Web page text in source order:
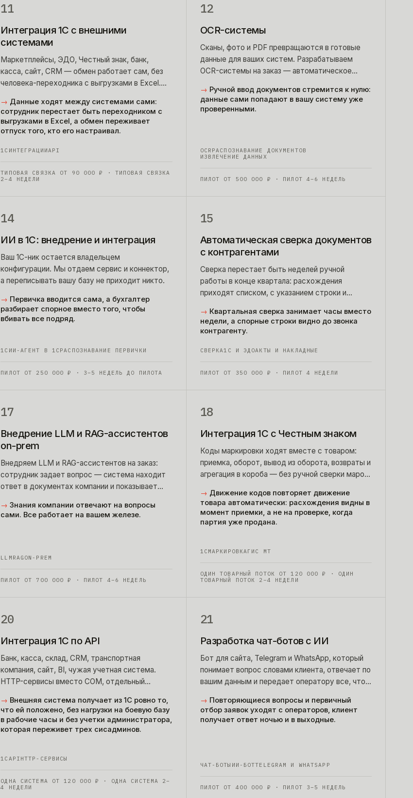
11
Интеграция 1С с внешними
системами
Маркетплейсы, ЭДО, Честный знак, банк,
касса, сайт, CRM — обмен работает сам, без
человека-переходника с выгрузками в Excel.
обновляемость остается.
→ Данные ходят между системами сами:
сотрудник перестает быть переходником с
выгрузками в Excel, а обмен переживает
отпуск того, кто его настраивал.
1С ИНТЕГРАЦИИAPI
ТИПОВАЯ СВЯЗКА ОТ 90 000 ₽
· ТИПОВАЯ СВЯЗКА
2–4 НЕДЕЛИ
12
OCR-системы
Сканы, фото и PDF превращаются в готовые
данные для ваших систем. Разрабатываем
OCR-системы на заказ — автоматическое
→ Ручной ввод документов стремится к нулю:
данные сами попадают в вашу систему уже
проверенными.
OCR РАСПОЗНАВАНИЕ ДОКУМЕНТОВ
ИЗВЛЕЧЕНИЕ ДАННЫХ
ПИЛОТ ОТ 500 000 ₽ · ПИЛОТ 4–6 НЕДЕЛЬ
14
ИИ в 1С: внедрение и интеграция
Ваш 1С-ник остается владельцем
конфигурации. Мы отдаем сервис и коннектор,
а переписывать вашу базу не приходит никто.
→ Первичка вводится сама, а бухгалтер
разбирает спорное вместо того, чтобы
вбивать все подряд.
1С ИИ-АГЕНТ В 1С РАСПОЗНАВАНИЕ ПЕРВИЧКИ
ПИЛОТ ОТ 250 000 ₽ · 3–5 НЕДЕЛЬ ДО ПИЛОТА
15
Автоматическая сверка документов
с контрагентами
Сверка перестает быть неделей ручной
работы в конце квартала: расхождения
приходят списком, с указанием строки и
→ Квартальная сверка занимает часы вместо
недели, а спорные строки видно до звонка
контрагенту.
СВЕРКА1С И ЭДОАКТЫ И НАКЛАДНЫЕ
ПИЛОТ ОТ 350 000 ₽ · ПИЛОТ 4 НЕДЕЛИ
17
Внедрение LLM и RAG-ассистентов
on-prem
Внедряем LLM и RAG-ассистентов на заказ:
сотрудник задает вопрос — система находит
ответ в документах компании и показывает
→Знания компании отвечают на вопросы
сами. Все работает на вашем железе.
LLM RAG ON-PREM
ПИЛОТ ОТ 700 000 ₽ · ПИЛОТ 4–6 НЕДЕЛЬ
18
Интеграция 1С с Честным знаком
Коды маркировки ходят вместе с товаром:
приемка, оборот, вывод из оборота, возвраты и
агрегация в короба — без ручной сверки марок
→ Движение кодов повторяет движение
товара автоматически: расхождения видны в
момент приемки, а не на проверке, когда
партия уже продана.
1С МАРКИРОВКАГИС МТ
ОДИН ТОВАРНЫЙ ПОТОК ОТ 120 000 ₽
· ОДИН
ТОВАРНЫЙ ПОТОК 2–4 НЕДЕЛИ
20
Интеграция 1С по API
Банк, касса, склад, CRM, транспортная
компания, сайт, BI, чужая учетная система.
HTTP-сервисы вместо COM, отдельный
правами, журнал всех обращений.
→ Внешняя система получает из 1С ровно то,
что ей положено, без нагрузки на боевую базу
в рабочие часы и без учетки администратора,
которая переживет трех сисадминов.
1С API HTTP-СЕРВИСЫ
ОДНА СИСТЕМА ОТ 120 000 ₽
· ОДНА СИСТЕМА 2–
4 НЕДЕЛИ
21
Разработка чат-ботов с ИИ
Бот для сайта, Telegram и WhatsApp, который
понимает вопрос словами клиента, отвечает по
вашим данным и передает оператору все, что
→ Повторяющиеся вопросы и первичный
отбор заявок уходят с операторов, клиент
получает ответ ночью и в выходные.
ЧАТ-БОТЫ ИИ-БОТTELEGRAM И WHATSAPP
ПИЛОТ ОТ 400 000 ₽ · ПИЛОТ 3–5 НЕДЕЛЬ